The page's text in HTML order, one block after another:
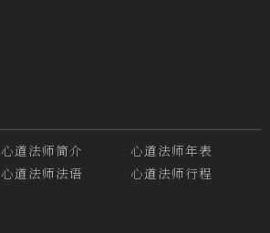
心道法师简介
心道法师年表
心道法师法语 心道法师行程